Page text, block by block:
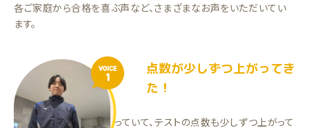
各ご家庭から合格を喜ぶ声など、さまざまなお声をいただいてい
ます。
VOICE
1
点数が少しずつ上がってき
た！
今の先生に良くしてもらっていて、テストの点数も少しずつ上がって